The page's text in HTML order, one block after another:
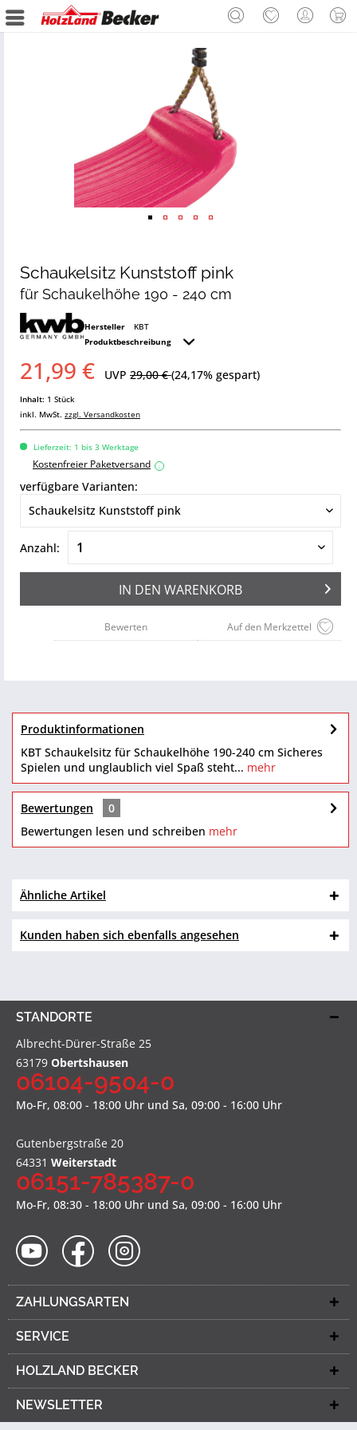
Schaukelsitz Kunststoff pink
für Schaukelhöhe 190 - 240 cm
Hersteller
KBT
Produktbeschreibung
21,99 € UVP 29,00 €(24,17% gespart)
Inhalt: 1 Stück
inkl. MwSt. zzgl. Versandkosten
Lieferzeit: 1 bis 3 Werktage
Kostenfreier Paketversand i
verfügbare Varianten:
Anzahl:
IN DEN WARENKORB
Auf den Merkzettel
Bewerten
Produktinformationen
KBT Schaukelsitz für Schaukelhöhe 190-240 cm Sicheres
Spielen und unglaublich viel Spaß steht... mehr
Bewertungen
0
Bewertungen lesen und schreiben mehr
Ähnliche Artikel
Kunden haben sich ebenfalls angesehen
STANDORTE
Albrecht-Dürer-Straße 25
63179 Obertshausen
06104-9504-0
Mo-Fr, 08:00 - 18:00 Uhr und Sa, 09:00 - 16:00 Uhr
Gutenbergstraße 20
64331 Weiterstadt
06151-785387-0
Mo-Fr, 08:30 - 18:00 Uhr und Sa, 09:00 - 16:00 Uhr
ZAHLUNGSARTEN
SERVICE
HOLZLAND BECKER
NEWSLETTER